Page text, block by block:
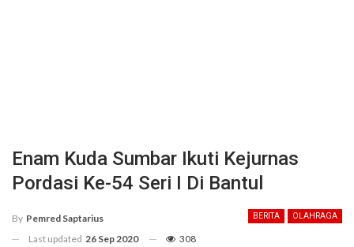
Enam Kuda Sumbar Ikuti Kejurnas
Pordasi Ke-54 Seri I Di Bantul
BERITA OLAHRAGA
By Pemred Saptarius
Last updated 26 Sep 2020 308